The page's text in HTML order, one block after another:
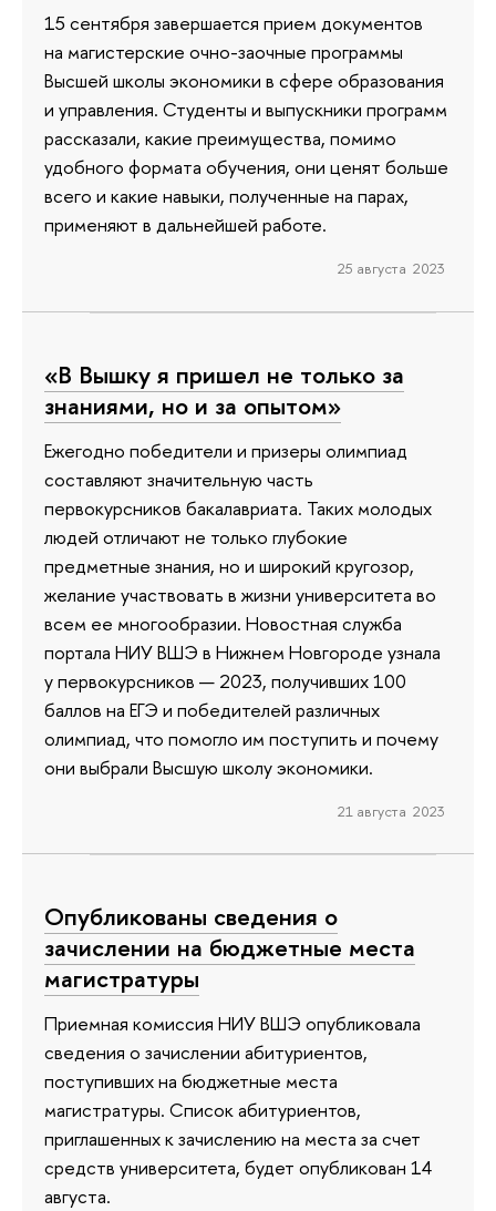
15 сентября завершается прием документов
на магистерские очно-заочные программы
Высшей школы экономики в сфере образования
и управления. Студенты и выпускники программ
рассказали, какие преимущества, помимо
удобного формата обучения, они ценят больше
всего и какие навыки, полученные на парах,
применяют в дальнейшей работе.
25 августа 2023
«В Вышку я пришел не только за
знаниями, но и за опытом»
Ежегодно победители и призеры олимпиад
составляют значительную часть
первокурсников бакалавриата. Таких молодых
людей отличают не только глубокие
предметные знания, но и широкий кругозор,
желание участвовать в жизни университета во
всем ее многообразии. Новостная служба
портала НИУ ВШЭ в Нижнем Новгороде узнала
у первокурсников — 2023, получивших 100
баллов на ЕГЭ и победителей различных
олимпиад, что помогло им поступить и почему
они выбрали Высшую школу экономики.
21 августа 2023
Опубликованы сведения о
зачислении на бюджетные места
магистратуры
Приемная комиссия НИУ ВШЭ опубликовала
сведения о зачислении абитуриентов,
поступивших на бюджетные места
магистратуры. Список абитуриентов,
приглашенных к зачислению на места за счет
средств университета, будет опубликован 14
августа.